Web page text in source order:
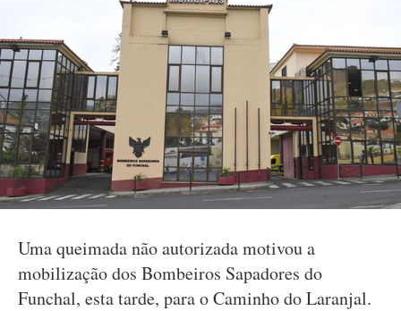
Uma queimada não autorizada motivou a
mobilização dos Bombeiros Sapadores do
Funchal, esta tarde, para o Caminho do Laranjal.